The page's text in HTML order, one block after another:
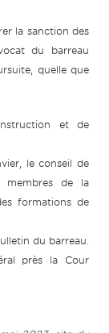
la sanction des
du barreau
quelle que
et de
le conseil de
membres de la
formations de
du barreau.
près la Cour